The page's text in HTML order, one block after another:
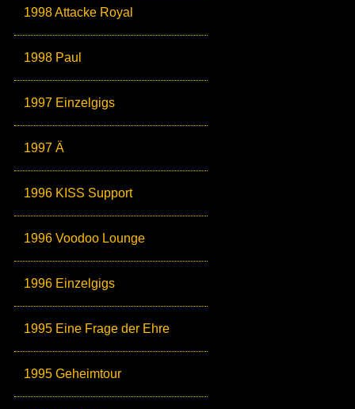
1998 Attacke Royal
1998 Paul
1997 Einzelgigs
1997 Ä
1996 KISS Support
1996 Voodoo Lounge
1996 Einzelgigs
1995 Eine Frage der Ehre
1995 Geheimtour